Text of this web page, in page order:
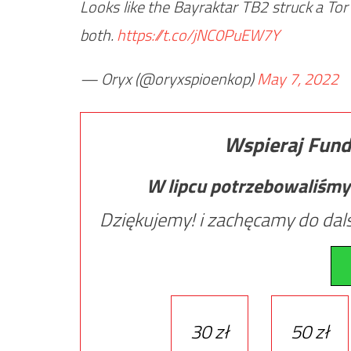
Looks like the Bayraktar TB2 struck a
both.https://t.co/jNC0PuEW7Y
— Oryx (@oryxspioenkop)May 7, 2022
Wspieraj
W lipcu
Dziękujemy! i zachęcamy do
30 zł 50 zł